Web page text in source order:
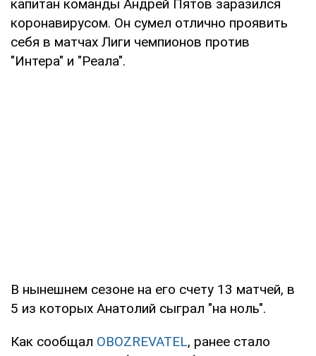
капитан команды Андрей Пятов заразился
коронавирусом. Он сумел отлично проявить
себя в матчах Лиги чемпионов против
"Интера" и "Реала".
В нынешнем сезоне на его счету 13 матчей, в
5 из которых Анатолий сыграл "на ноль".
Как сообщал OBOZREVATEL, ранее стало